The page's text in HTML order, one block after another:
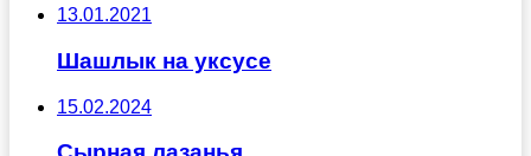
13.01.2021
Шашлык на уксусе
15.02.2024